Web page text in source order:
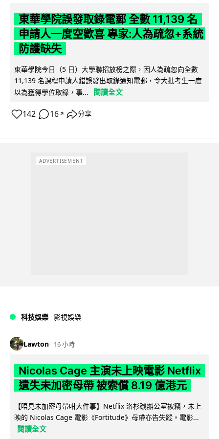
東華學院誤發取錄電郵 全數 11,139 名
申請人一度空歡喜 專家:人為疏忽+系統
防護缺失
東華學院今日（5 日）大學聯招放榜之際，因人為疏忽向全數
11,139 名課程申請人錯誤發出取錄通知電郵，令大批考生一度
以為獲得學位取錄，事...
閱讀全文
142 16 ↗ 分享
ADVERTISEMENT
科技娛樂 影視娛樂
Lawton 16 小時
Nicolas Cage 主演未上映電影 Netflix
遺失未加密母帶 被索償 8.19 億港元
【唔見未加密母帶咁大件事】Netflix 洛杉磯辦公室被竊，未上
映的 Nicolas Cage 電影《Fortitude》母帶亦告失蹤。電影...
閱讀全文